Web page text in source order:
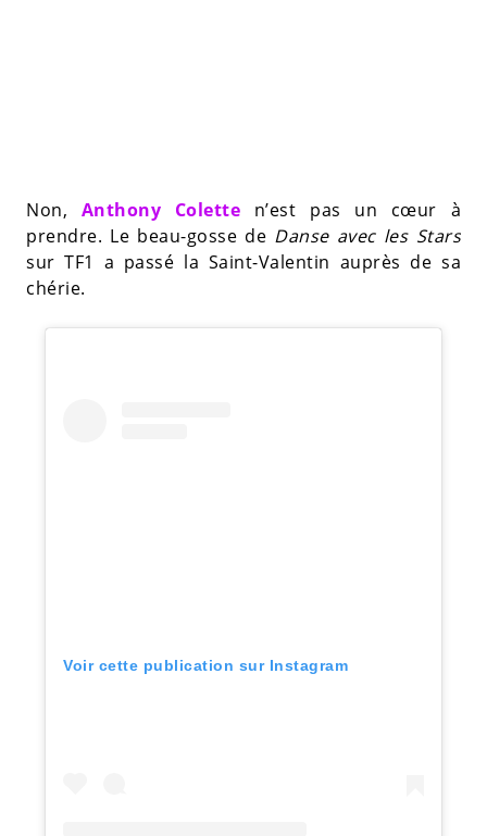
Non, Anthony Colette n’est pas un cœur à
prendre. Le beau-gosse de Danse avec les Stars
sur TF1 a passé la Saint-Valentin auprès de sa
chérie.
Voir cette publication sur Instagram